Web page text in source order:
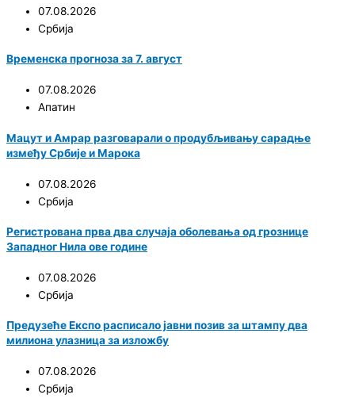
07.08.2026
Србија
Временска прогноза за 7. август
07.08.2026
Апатин
Мацут и Амрар разговарали о продубљивању сарадње
између Србије и Марока
07.08.2026
Србија
Регистрована прва два случаја оболевања од грознице
Западног Нила ове године
07.08.2026
Србија
Предузеће Експо расписало јавни позив за штампу два
милиона улазница за изложбу
07.08.2026
Србија